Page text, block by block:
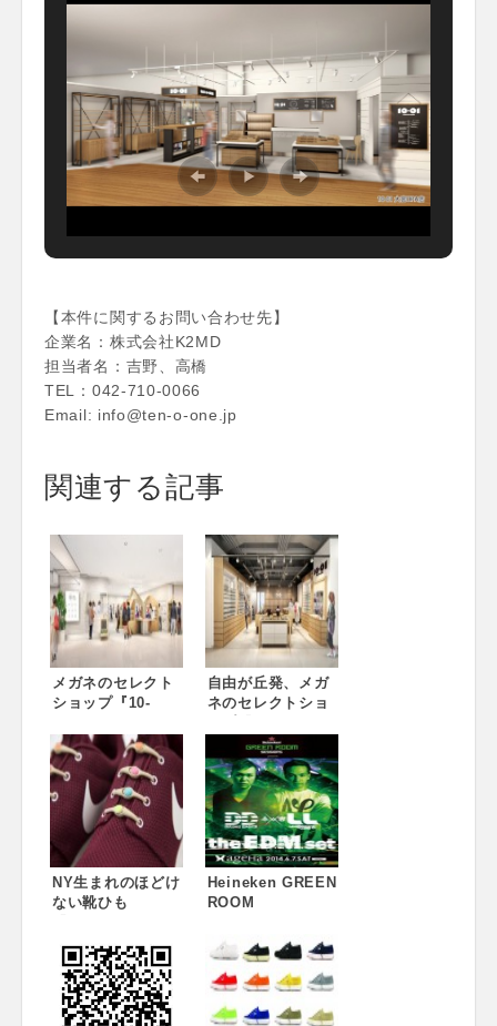
【本件に関するお問い合わせ先】
企業名：株式会社K2MD
担当者名：吉野、高橋
TEL：042-710-0066
Email: info@ten-o-one.jp
関連する記事
メガネのセレクト
ショップ『10-
ン)』2015年11月
25日、9店舗目とな
る『Ten o-
one（テンオーワ
ン）ビーンズ戸田
公園店』OPEN！
自由が丘発、メガ
ネのセレクトショ
オーワン)』8店舗
目となる新規出
店。『10-01(テン
オーワン)飯田橋ラ
ムラ店』OPEN！
NY生まれのほどけ
ない靴ひも
キーズ）」 2015年
3月、新コレクショ
ンの発売をスター
ト
Heineken GREEN
ROOM
presents DAISHI
DANCE -the
E.D.M. set-